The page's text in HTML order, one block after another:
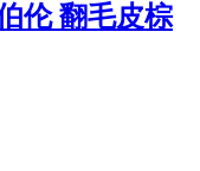
伦 翻毛皮棕